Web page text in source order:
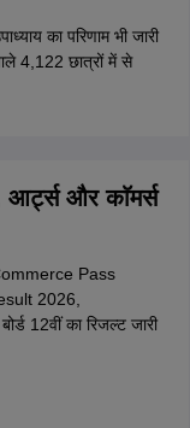
का परिणाम भी जारी
4,122 छात्रों में से
और काॅमर्स
Pass
2026,
12वीं का रिजल्ट जारी